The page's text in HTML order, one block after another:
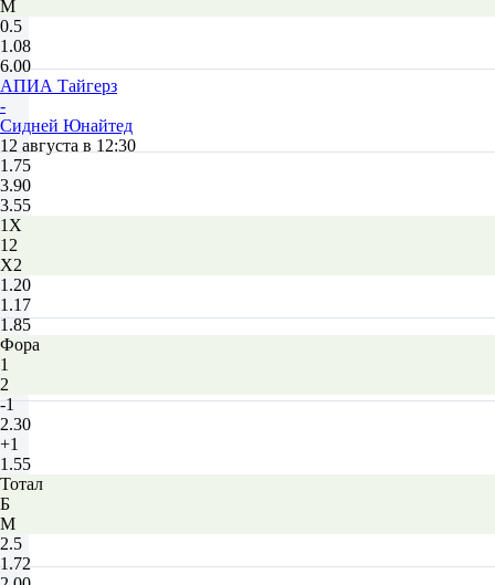
М
0.5
1.08
6.00
АПИА Тайгерз
-
Сидней Юнайтед
12 августа в 12:30
1.75
3.90
3.55
1X
12
X2
1.20
1.17
1.85
Фора
1
2
-1
2.30
+1
1.55
Тотал
Б
М
2.5
1.72